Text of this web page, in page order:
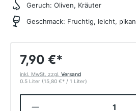
Geruch: Oliven, Kräuter
Geschmack: Fruchtig, leicht,
7,90 €*
inkl. MwSt, zzgl. Versand
0.5 Liter (15,80 €* / 1 Liter)
Produkt Anzahl: Gib